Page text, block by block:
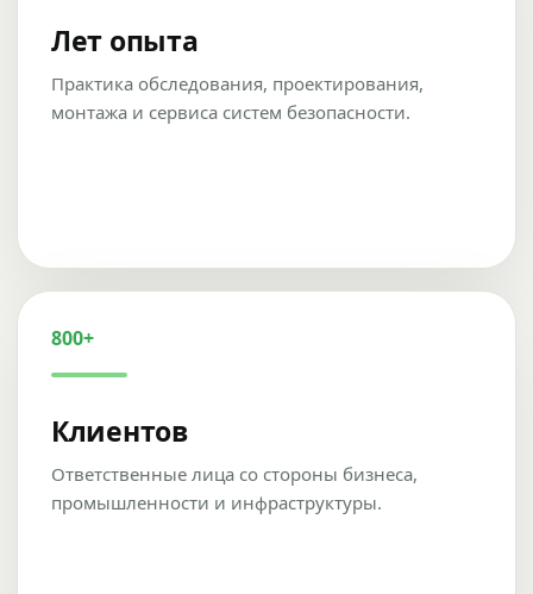
Лет опыта
Практика обследования, проектирования,
монтажа и сервиса систем безопасности.
800+
Клиентов
Ответственные лица со стороны бизнеса,
промышленности и инфраструктуры.